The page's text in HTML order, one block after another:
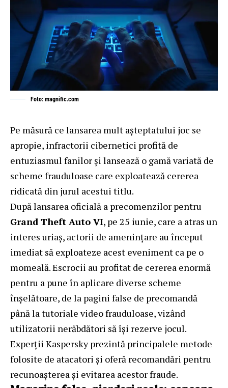
Foto: magnific.com
Pe măsură ce lansarea mult așteptatului joc se
apropie, infractorii cibernetici profită de
entuziasmul fanilor și lansează o gamă variată de
scheme frauduloase care exploatează cererea
ridicată din jurul acestui titlu.
După lansarea oficială a precomenzilor pentru
Grand Theft Auto VI, pe 25 iunie, care a atras un
interes uriaș, actorii de amenințare au început
imediat să exploateze acest eveniment ca pe o
momeală. Escrocii au profitat de cererea enormă
pentru a pune în aplicare diverse scheme
înșelătoare, de la pagini false de precomandă
până la tutoriale video frauduloase, vizând
utilizatorii nerăbdători să își rezerve jocul.
Experții Kaspersky prezintă principalele metode
folosite de atacatori și oferă recomandări pentru
recunoașterea și evitarea acestor fraude.